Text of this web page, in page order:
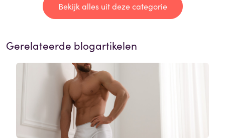
Bekijk alles uit deze categorie
Gerelateerde blogartikelen